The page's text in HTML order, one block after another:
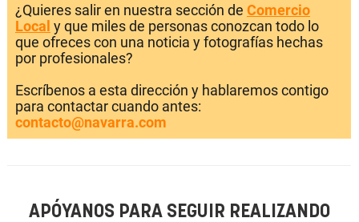
¿Quieres salir en nuestra sección de Comercio
Local y que miles de personas conozcan todo lo
que ofreces con una noticia y fotografías hechas
por profesionales?
Escríbenos a esta dirección y hablaremos contigo
para contactar cuando antes:
contacto@navarra.com
APÓYANOS PARA SEGUIR REALIZANDO